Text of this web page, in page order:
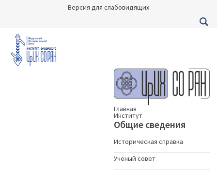
Версия для слабовидящих
Главная
Институт
Общие сведения
Историческая справка
Ученый совет